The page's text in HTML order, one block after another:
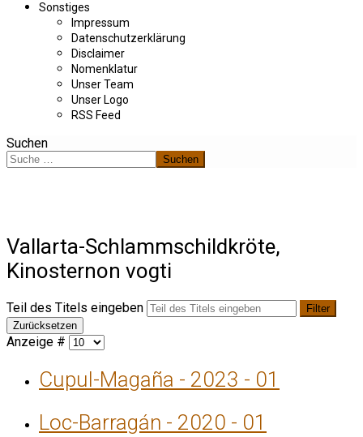
Sonstiges
Impressum
Datenschutzerklärung
Disclaimer
Nomenklatur
Unser Team
Unser Logo
RSS Feed
Suchen
Suchen
Vallarta-Schlammschildkröte,
Kinosternon vogti
Teil des Titels eingeben
Filter
Zurücksetzen
Anzeige #
Cupul-Magaña - 2023 - 01
Loc-Barragán - 2020 - 01